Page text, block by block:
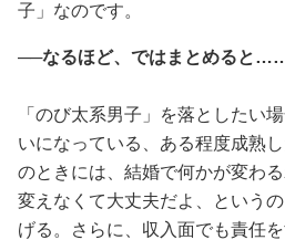
子」なのです。
──なるほど、ではまとめると……
「のび太系男子」を落としたい
いになっている、ある程度成熟
のときには、結婚で何かが変わ
変えなくて大丈夫だよ、という
げる。さらに、収入面でも責任